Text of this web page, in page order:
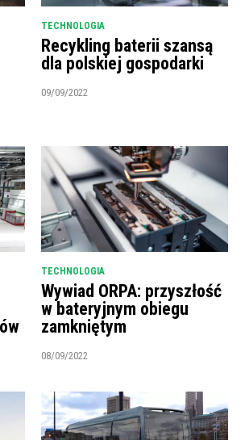
TECHNOLOGIA
Recykling baterii szansą
dla polskiej gospodarki
09/09/2022
TECHNOLOGIA
Wywiad ORPA: przyszłość
w bateryjnym obiegu
zamkniętym
08/09/2022